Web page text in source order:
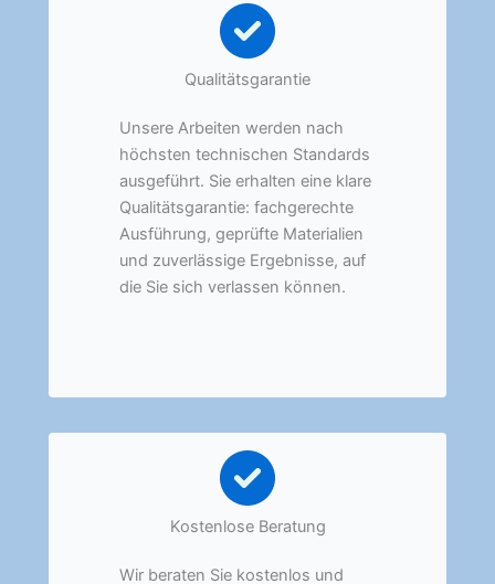
Qualitätsgarantie
Unsere Arbeiten werden nach
höchsten technischen Standards
ausgeführt. Sie erhalten eine klare
Qualitätsgarantie: fachgerechte
Ausführung, geprüfte Materialien
und zuverlässige Ergebnisse, auf
die Sie sich verlassen können.
Kostenlose Beratung
Wir beraten Sie kostenlos und